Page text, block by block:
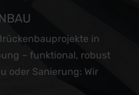
in
– funktional, robust
oder Sanierung: Wir